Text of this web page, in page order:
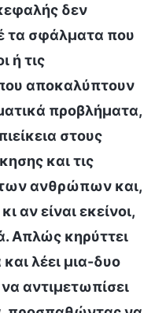
δεν
τα σφάλματα που
ή τις
αποκαλύπτουν
προβλήματα,
στους
και τις
ανθρώπων και,
αν είναι εκείνοι,
Απλώς κηρύττει
λέει μια-δυο
αντιμετωπίσει